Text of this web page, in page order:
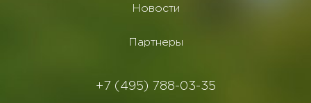
Новости
Партнеры
+7 (495) 788-03-35